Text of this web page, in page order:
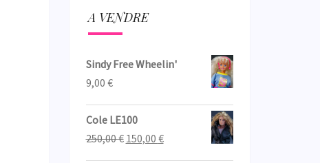
A VENDRE
Sindy Free Wheelin'
9,00 €
Cole LE100
250,00€ Le
150,00 €Le